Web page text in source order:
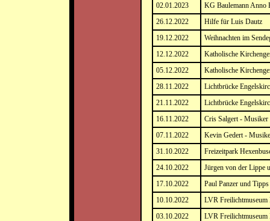
02.01.2023
KG Baulemann Anno
26.12.2022
Hilfe für Luis Dautz
19.12.2022
Weihnachten im
12.12.2022
Katholische
05.12.2022
Katholische
28.11.2022
Lichtbrücke
21.11.2022
Lichtbrücke
16.11.2022
Cris Salgert - Musiker
07.11.2022
Kevin Gedert -
31.10.2022
Freizeitpark
24.10.2022
Jürgen von der Lippe
17.10.2022
Paul Panzer und
10.10.2022
LVR
03.10.2022
LVR